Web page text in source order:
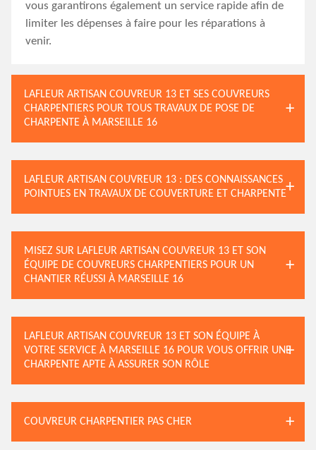
vous garantirons également un service rapide afin de
limiter les dépenses à faire pour les réparations à
venir.
LAFLEUR ARTISAN COUVREUR 13 ET SES COUVREURS
CHARPENTIERS POUR TOUS TRAVAUX DE POSE DE
CHARPENTE À MARSEILLE 16
LAFLEUR ARTISAN COUVREUR 13 : DES CONNAISSANCES
POINTUES EN TRAVAUX DE COUVERTURE ET CHARPENTE
MISEZ SUR LAFLEUR ARTISAN COUVREUR 13 ET SON
ÉQUIPE DE COUVREURS CHARPENTIERS POUR UN
CHANTIER RÉUSSI À MARSEILLE 16
LAFLEUR ARTISAN COUVREUR 13 ET SON ÉQUIPE À
VOTRE SERVICE À MARSEILLE 16 POUR VOUS OFFRIR UNE
CHARPENTE APTE À ASSURER SON RÔLE
COUVREUR CHARPENTIER PAS CHER